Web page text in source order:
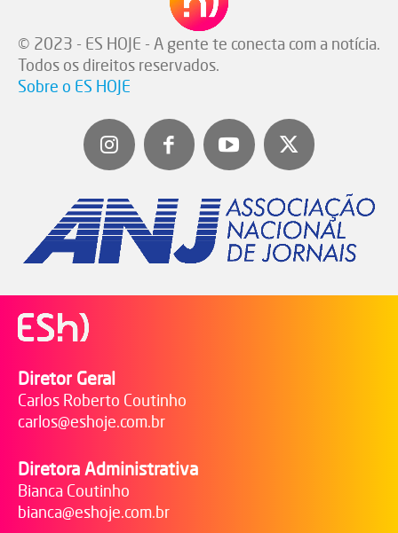
© 2023 - ES HOJE - A gente te conecta com a notícia.
Todos os direitos reservados.
Sobre o ES HOJE
Diretor Geral
Carlos Roberto Coutinho
carlos@eshoje.com.br
Diretora Administrativa
Bianca Coutinho
bianca@eshoje.com.br